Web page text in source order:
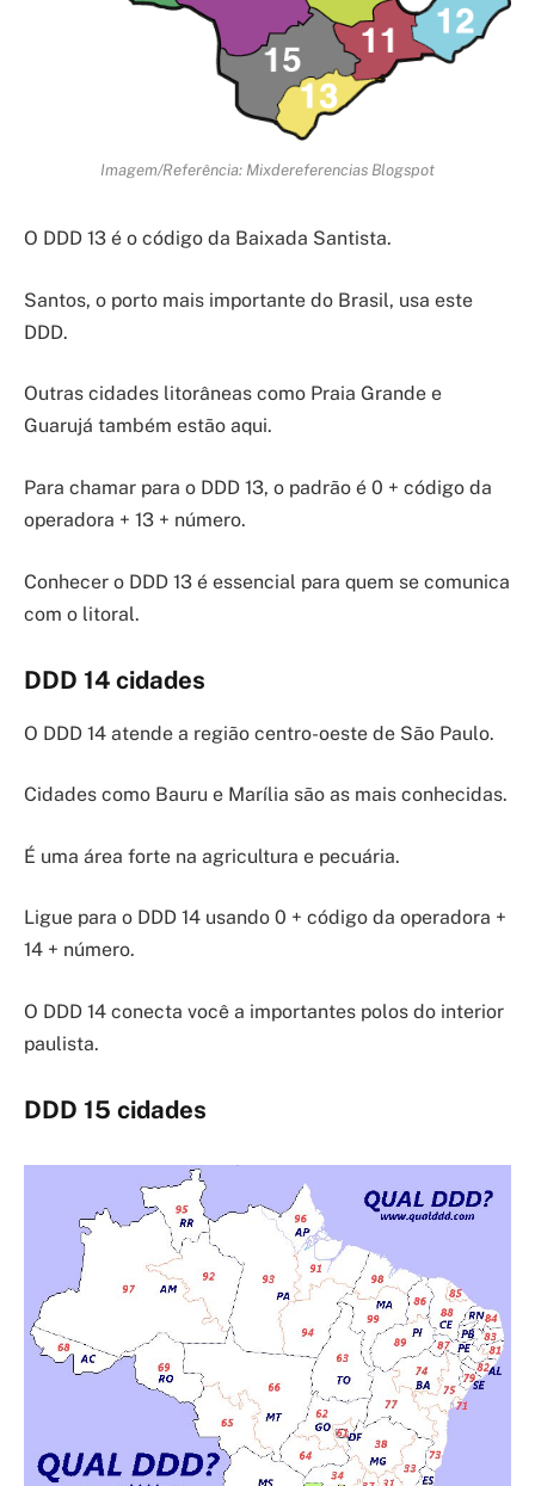
Imagem/Referência: Mixdereferencias Blogspot
O DDD 13 é o código da Baixada Santista.
Santos, o porto mais importante do Brasil, usa este
DDD.
Outras cidades litorâneas como Praia Grande e
Guarujá também estão aqui.
Para chamar para o DDD 13, o padrão é 0 + código da
operadora + 13 + número.
Conhecer o DDD 13 é essencial para quem se comunica
com o litoral.
DDD 14 cidades
O DDD 14 atende a região centro-oeste de São Paulo.
Cidades como Bauru e Marília são as mais conhecidas.
É uma área forte na agricultura e pecuária.
Ligue para o DDD 14 usando 0 + código da operadora +
14 + número.
O DDD 14 conecta você a importantes polos do interior
paulista.
DDD 15 cidades